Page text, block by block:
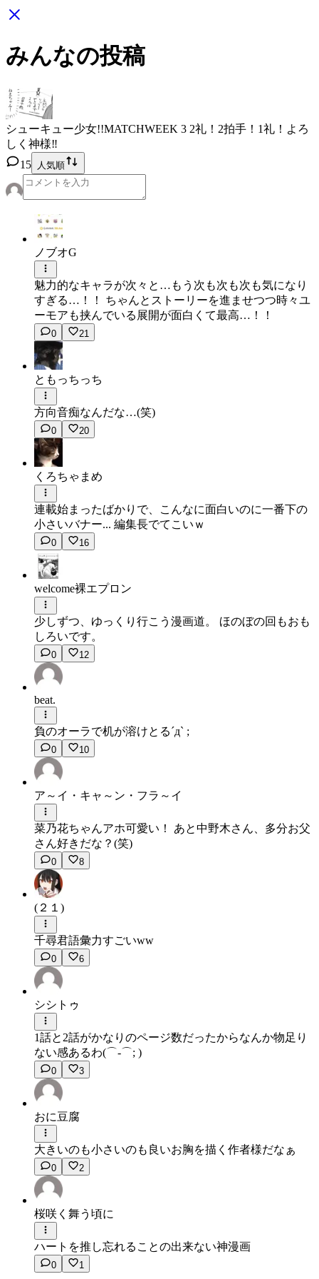
みんなの投稿
シューキュー少女!!MATCHWEEK 3 2礼！2拍手！1礼！よろ
しく神様‼
15
人気順
ノブオG
魅力的なキャラが次々と…もう次も次も次も気になり
すぎる…！！ ちゃんとストーリーを進ませつつ時々ユ
ーモアも挟んでいる展開が面白くて最高…！！
0 21
ともっちっち
方向音痴なんだな…(笑)
0 20
くろちゃまめ
連載始まったばかりで、こんなに面白いのに一番下の
小さいバナー... 編集長でてこいｗ
0 16
welcome裸エプロン
少しずつ、ゆっくり行こう漫画道。 ほのぼの回もおも
しろいです。
0 12
beat.
負のオーラで机が溶けとる´д` ;
0 10
ア～イ・キャ～ン・フラ～イ
菜乃花ちゃんアホ可愛い！ あと中野木さん、多分お父
さん好きだな？(笑)
0 8
(２１)
千尋君語彙力すごいww
0 6
シシトゥ
1話と2話がかなりのページ数だったからなんか物足り
ない感あるわ(⌒-⌒; )
0 3
おに豆腐
大きいのも小さいのも良いお胸を描く作者様だなぁ
0 2
桜咲く舞う頃に
ハートを推し忘れることの出来ない神漫画
0 1